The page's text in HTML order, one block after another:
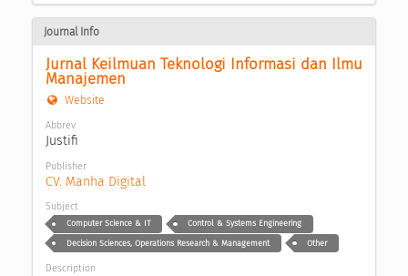
Journal Info
Jurnal Keilmuan Teknologi Informasi dan Ilmu
Manajemen
Website
Abbrev
Justifi
Publisher
CV. Manha Digital
Subject
Computer Science & IT Control & Systems Engineering
Decision Sciences, Operations Research & Management Other
Description